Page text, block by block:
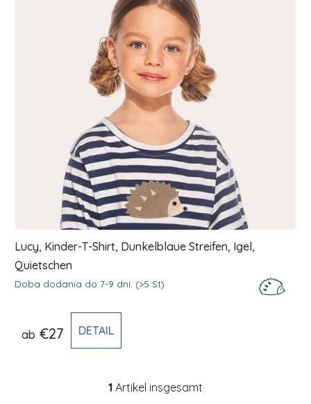
Lucy, Kinder-T-Shirt, Dunkelblaue Streifen, Igel,
Quietschen
Doba dodania do 7-9 dní. (>5 St)
ab €27 DETAIL
Steuerelemente der
1 Artikel insgesamt